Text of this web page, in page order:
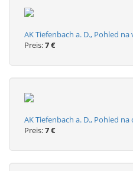
AK Tiefenbach a. D., Pohled
Preis:7 €
AK Tiefenbach a. D., Pohled
Preis:7 €